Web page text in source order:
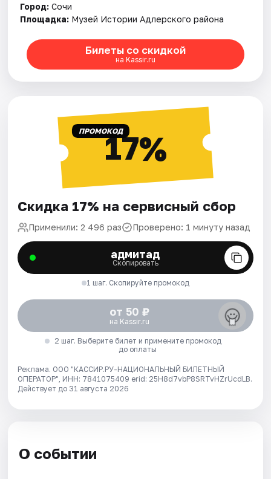
Город: Сочи
Площадка: Музей Истории Адлерского района
Билеты со скидкой
на Kassir.ru
ПРОМОКОД17%
Скидка 17% на сервисный сбор
Применили: 2 496 раз Проверено: 1 минуту назад
адмитад
Скопировать
1 шаг. Скопируйте промокод
от 50 ₽
на Kassir.ru
2 шаг. Выберите билет и примените промокод
до оплаты
Реклама. ООО "КАССИР.РУ-НАЦИОНАЛЬНЫЙ БИЛЕТНЫЙ
ОПЕРАТОР", ИНН: 7841075409 erid: 25H8d7vbP8SRTvHZrUcdLB.
Действует до 31 августа 2026
О событии